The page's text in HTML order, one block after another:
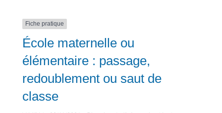
Fiche pratique
École maternelle ou
élémentaire : passage,
redoublement ou saut de
classe